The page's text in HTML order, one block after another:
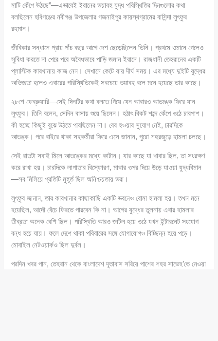
মাটি কেঁপে উঠছে”—এভাবেই ইরানের ভয়াবহ যুদ্ধ পরিস্থিতির দিনগুলোর কথা
বলছিলেন হবিগঞ্জের নবীগঞ্জ উপজেলার গজনাইপুর কায়স্থগ্রামের বাসিন্দা লুৎফুর
রহমান।
জীবিকার সন্ধানে প্রায় পাঁচ বছর আগে দেশ ছেড়েছিলেন তিনি। প্রথমে ওমানে গেলেও
সুবিধা করতে না পেরে পরে অবৈধভাবে পাড়ি জমান ইরানে। রাজধানী তেহরানের একটি
প্লাস্টিক কারখানায় কাজ নেন। সেখানে কেটে যায় দীর্ঘ সময়। এর মধ্যে দুইটি যুদ্ধের
অভিজ্ঞতা হলেও এবারের পরিস্থিতিকেই সবচেয়ে ভয়াবহ বলে মনে হয়েছে তার কাছে।
২৮শে ফেব্রুয়ারি—সেই দিনটির কথা বলতে গিয়ে যেন আবারও আতঙ্কে ফিরে যান
লুৎফুর। তিনি বলেন, সেদিন বাসায় শুয়ে ছিলেন। হঠাৎ বিকট শব্দে কেঁপে ওঠে চারপাশ।
কী হচ্ছে কিছুই বুঝে উঠতে পারছিলেন না। বের হওয়ার সুযোগ নেই, চারদিকে
আতঙ্ক। পরে বাইরে থাকা সহকর্মীরা ফিরে এসে জানান, পুরো শহরজুড়ে হামলা চলছে।
সেই রাতটা সবাই মিলে আতঙ্কের মধ্যে কাটান। যার কাছে যা খাবার ছিল, তা সংরক্ষণ
করে রাখা হয়। চারদিকে লাগাতার বিস্ফোরণ, মাথার ওপর দিয়ে উড়ে যাওয়া যুদ্ধবিমান
—সব মিলিয়ে প্রতিটি মুহূর্ত ছিল অনিশ্চয়তায় ভরা।
লুৎফুর জানান, তার কারখানার কাছাকাছি একটি ভবনেও বোমা হামলা হয়। তখন মনে
হয়েছিল, আদৌ বেঁচে ফিরতে পারবেন কি না। আগের যুদ্ধের তুলনায় এবার হামলার
তীব্রতা অনেক বেশি ছিল। পরিস্থিতি আরও জটিল হয়ে ওঠে যখন ইন্টারনেট সংযোগ
বন্ধ হয়ে যায়। ফলে দেশে থাকা পরিবারের সঙ্গে যোগাযোগও বিচ্ছিন্ন হয়ে পড়ে।
মোবাইল নেটওয়ার্কও ছিল দুর্বল।
পরদিন খবর পান, তেহরান থেকে বাংলাদেশ দূতাবাস সরিয়ে পাশের শহর সাভেহ’তে নেওয়া